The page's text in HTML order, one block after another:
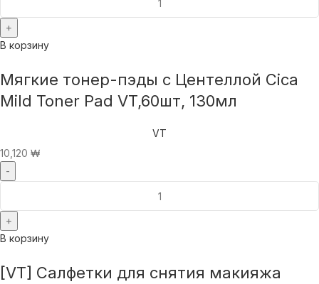
В корзину
Мягкие тонер-пэды с Центеллой Cica
Mild Toner Pad VT,60шт, 130мл
VT
10,120 ₩
В корзину
[VT] Салфетки для снятия макияжа